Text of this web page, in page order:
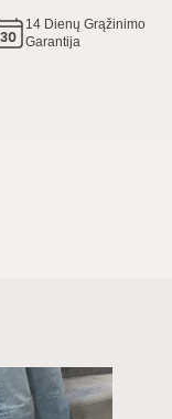
14 Dienų Grąžinimo
Garantija